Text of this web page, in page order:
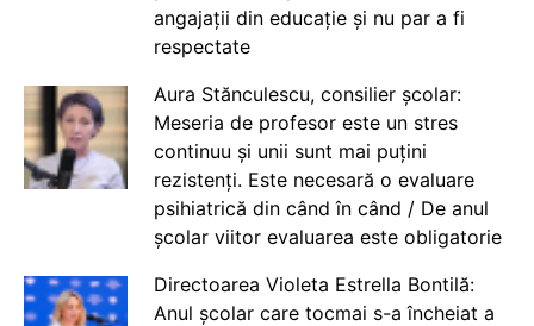
angajații din educație și nu par a fi
respectate
Aura Stănculescu, consilier școlar:
Meseria de profesor este un stres
continuu și unii sunt mai puțini
rezistenți. Este necesară o evaluare
psihiatrică din când în când / De anul
școlar viitor evaluarea este obligatorie
Directoarea Violeta Estrella Bontilă:
Anul școlar care tocmai s-a încheiat a